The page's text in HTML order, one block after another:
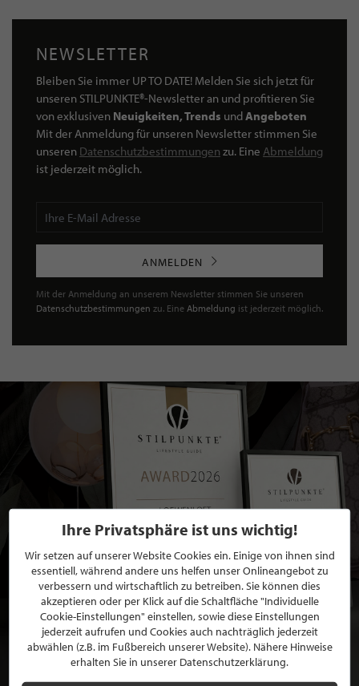
NEWSLETTER
Bleiben Sie immer UP TO DATE! Melden Sie sich jetzt für
unseren STILPUNKTE®-Newsletter an und profitieren Sie
von exklusiven Neuigkeiten, Trends undAngeboten
Mit der Anmeldung für unseren Newsletter stimmen Sie
unseren Datenschutzbestimmungen zu. Eine Abmeldung
ist jederzeit möglich.
ANMELDEN
Mit der Anmeldung an unserem Newsletter stimmen Sie unseren
Datenschutzbestimmungen zu. Eine Abmeldung ist jederzeit möglich.
BEWERBEN SIE SICH FÜR EINE GRATIS
MITGLIEDSCHAFT BEI STILPUNKTE®
Ihre Privatsphäre ist uns wichtig!
Wir setzen auf unserer Website Cookies ein. Einige von ihnen sind
essentiell, während andere uns helfen unser Onlineangebot zu
verbessern und wirtschaftlich zu betreiben. Sie können dies
akzeptieren oder per Klick auf die Schaltfläche "Individuelle
Cookie-Einstellungen" einstellen, sowie diese Einstellungen
jederzeit aufrufen und Cookies auch nachträglich jederzeit
abwählen (z.B. im Fußbereich unserer Website). Nähere Hinweise
erhalten Sie in unserer Datenschutzerklärung.